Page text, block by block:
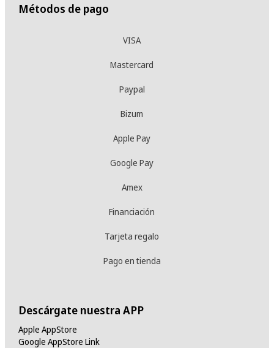
Métodos de pago
VISA
Mastercard
Paypal
Bizum
Apple Pay
Google Pay
Amex
Financiación
Tarjeta regalo
Pago en tienda
Descárgate nuestra APP
Apple AppStore
Google AppStore Link